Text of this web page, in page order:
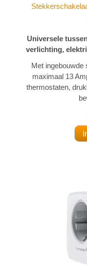
Universele
verlichting,
Met ingebouwde
maximaal 13
thermostaten,